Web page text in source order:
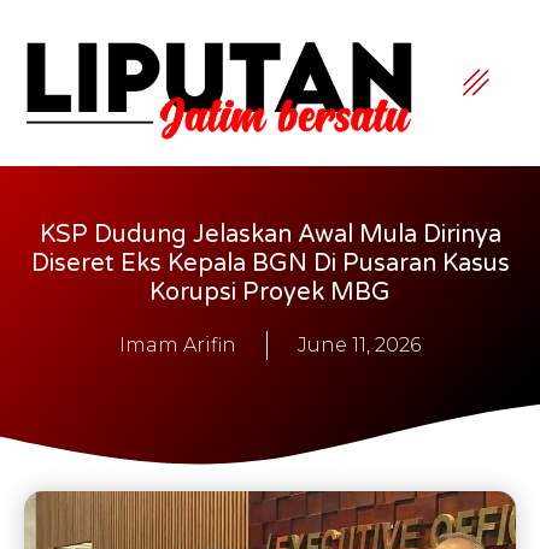
KSP Dudung Jelaskan Awal Mula Dirinya
Diseret Eks Kepala BGN Di Pusaran Kasus
Korupsi Proyek MBG
Imam Arifin June 11, 2026